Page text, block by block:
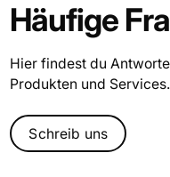
Häufige
Hier findest du
Produkten und Services.
Schreib uns